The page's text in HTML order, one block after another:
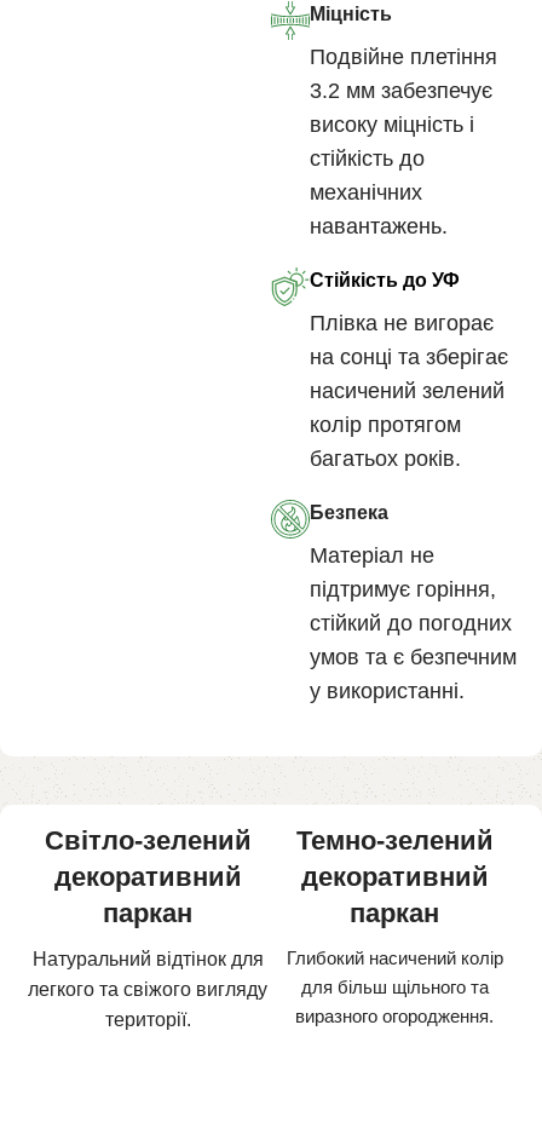
Міцність
Подвійне плетіння
3.2 мм забезпечує
високу міцність і
стійкість до
механічних
навантажень.
Стійкість до УФ
Плівка не вигорає
на сонці та зберігає
насичений зелений
колір протягом
багатьох років.
Безпека
Матеріал не
підтримує горіння,
стійкий до погодних
умов та є безпечним
у використанні.
Світло-зелений
декоративний
паркан
Натуральний відтінок для
легкого та свіжого вигляду
території.
Темно-зелений
декоративний
паркан
Глибокий насичений колір
для більш щільного та
виразного огородження.